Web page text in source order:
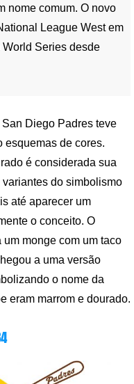
nome comum. O novo
League West em
Series desde
Diego Padres teve
esquemas de cores.
é considerada sua
do simbolismo
até aparecer um
o conceito. O
monge com um taco
a uma versão
o nome da
eram marrom e dourado.